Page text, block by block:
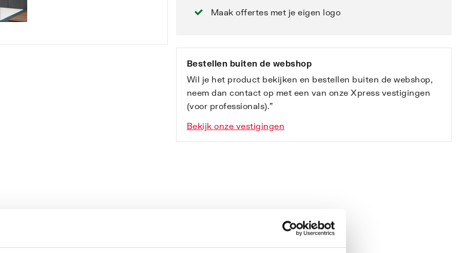
Maak offertes met je eigen logo
Bestellen buiten de webshop
Wil je het product bekijken en bestellen buiten de webshop,
neem dan contact op met een van onze Xpress vestigingen
(voor professionals).”
Bekijk onze vestigingen